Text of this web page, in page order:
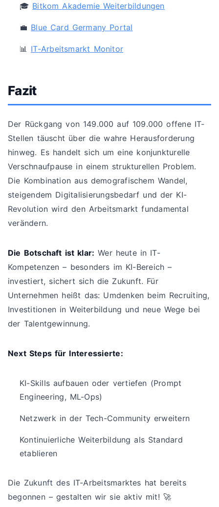
🎓 Bitkom Akademie Weiterbildungen
💼 Blue Card Germany Portal
📊 IT-Arbeitsmarkt Monitor
Fazit
Der Rückgang von 149.000 auf 109.000 offene IT-
Stellen täuscht über die wahre Herausforderung
hinweg. Es handelt sich um eine konjunkturelle
Verschnaufpause in einem strukturellen Problem.
Die Kombination aus demografischem Wandel,
steigendem Digitalisierungsbedarf und der KI-
Revolution wird den Arbeitsmarkt fundamental
verändern.
Die Botschaft ist klar: Wer heute in IT-
Kompetenzen – besonders im KI-Bereich –
investiert, sichert sich die Zukunft. Für
Unternehmen heißt das: Umdenken beim Recruiting,
Investitionen in Weiterbildung und neue Wege bei
der Talentgewinnung.
Next Steps für Interessierte:
KI-Skills aufbauen oder vertiefen (Prompt
Engineering, ML-Ops)
Netzwerk in der Tech-Community erweitern
Kontinuierliche Weiterbildung als Standard
etablieren
Die Zukunft des IT-Arbeitsmarktes hat bereits
begonnen – gestalten wir sie aktiv mit! 🚀